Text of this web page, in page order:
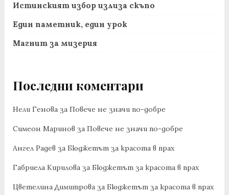
Истинският избор излиза скъпо
Един паметник, един урок
Магнит за мизерия
Последни коментари
Нели Геноваза Повече не значи по-добре
Симеон Маринов за Повече не значи по-добре
Ангел Радев за Бюджетът за красота в прах
Габриела Кириловаза Бюджетът за красота в прах
Цветелина Димитроваза Бюджетът за красота в прах